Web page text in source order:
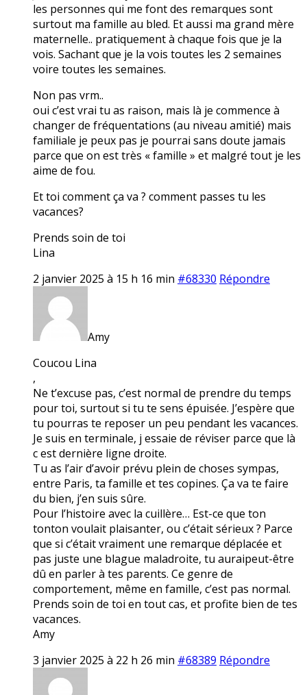
les personnes qui me font des remarques sont
surtout ma famille au bled. Et aussi ma grand mère
maternelle.. pratiquement à chaque fois que je la
vois. Sachant que je la vois toutes les 2 semaines
voire toutes les semaines.
Non pas vrm..
oui c’est vrai tu as raison, mais là je commence à
changer de fréquentations (au niveau amitié) mais
familiale je peux pas je pourrai sans doute jamais
parce que on est très « famille » et malgré tout je les
aime de fou.
Et toi comment ça va ? comment passes tu les
vacances?
Prends soin de toi
Lina
2 janvier 2025 à 15 h 16 min #68330 Répondre
Amy
Coucou Lina
,
Ne t’excuse pas, c’est normal de prendre du temps
pour toi, surtout si tu te sens épuisée. J’espère que
tu pourras te reposer un peu pendant les vacances.
Je suis en terminale, j essaie de réviser parce que là
c est dernière ligne droite.
Tu as l’air d’avoir prévu plein de choses sympas,
entre Paris, ta famille et tes copines. Ça va te faire
du bien, j’en suis sûre.
Pour l’histoire avec la cuillère… Est-ce que ton
tonton voulait plaisanter, ou c’était sérieux ? Parce
que si c’était vraiment une remarque déplacée et
pas juste une blague maladroite, tu auraipeut-être
dû en parler à tes parents. Ce genre de
comportement, même en famille, c’est pas normal.
Prends soin de toi en tout cas, et profite bien de tes
vacances.
Amy
3 janvier 2025 à 22 h 26 min #68389 Répondre